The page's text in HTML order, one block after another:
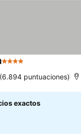
4 Estrellas
(6.894 puntuaciones)
exactos